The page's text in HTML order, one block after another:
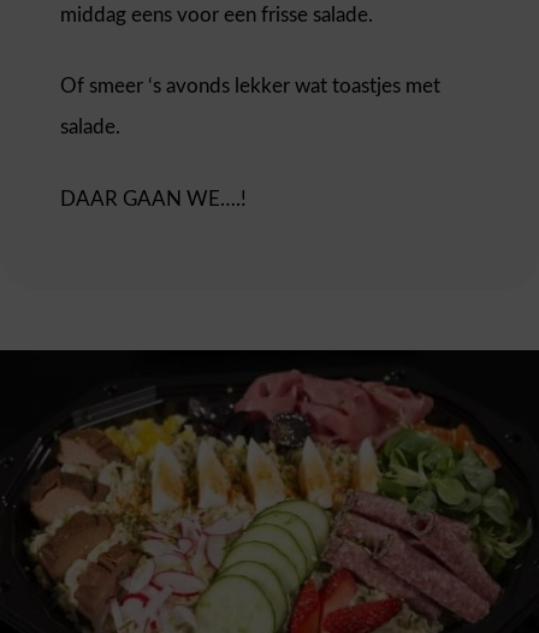
middag eens voor een frisse salade.
Of smeer ‘s avonds lekker wat toastjes met
salade.
DAAR GAAN WE….!